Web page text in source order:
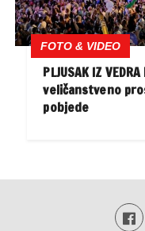
FOTO & VIDEO
PLJUSAK IZ
veličanstveno
pobjede